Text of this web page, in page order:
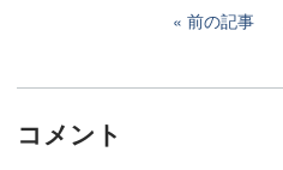
前の記事
コメント